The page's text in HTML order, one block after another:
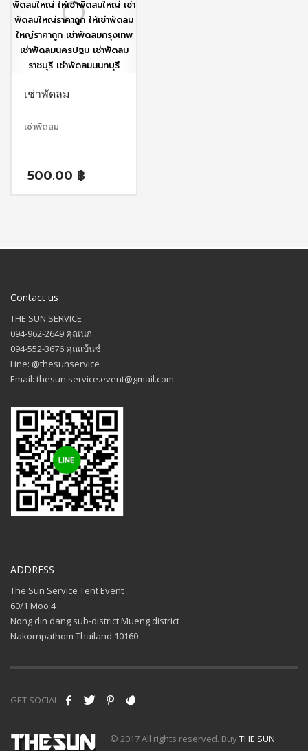
เช่าพัดลม
เช่าพัดลม
500.00 ฿
Contact us
THE SUN SERVICE
094-962-2649 คุณนก
094-552-3676 คุณเบ้นซ์
Line: @thesunservice
Email: thesun.service.event@gmail.com
ADDRESS
The Sun Service Tent Event
60/1 Moo 4
Nong din dang sub-district Mueng district
Nakornpathom Thailand 10160
GET SOCIAL
© 2017 All rights reserved. BuyTHE SUN